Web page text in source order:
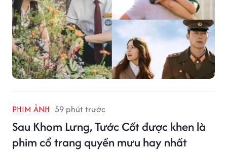
PHIM ẢNH 59 phút trước
Sau Khom Lưng, Tước Cốt được khen là
phim cổ trang quyền mưu hay nhất